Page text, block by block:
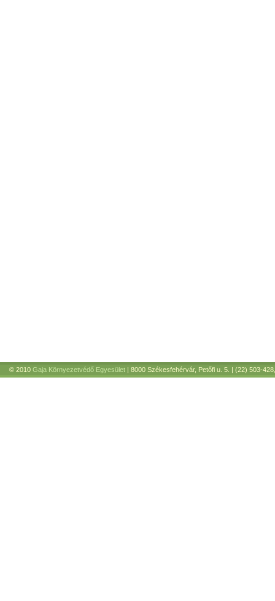
© 2010 Gaja Környezetvédő Egyesület | 8000 Székesfehérvár, Petőfi u. 5. | (22) 503-